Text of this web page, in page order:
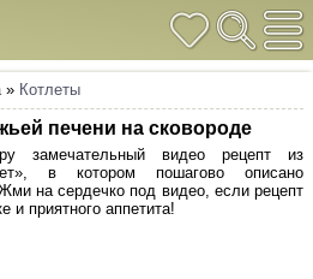
» Котлеты
печени на сковороде
замечательный видео рецепт из
в котором пошагово описано
на сердечко под видео, если рецепт
и приятного аппетита!